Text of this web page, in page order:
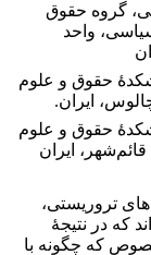
گروه حقوق
واحد
حقوق و علوم
ایران.
حقوق و علوم
ایران
تروریستی،
که در نتیجۀ
که چگونه با